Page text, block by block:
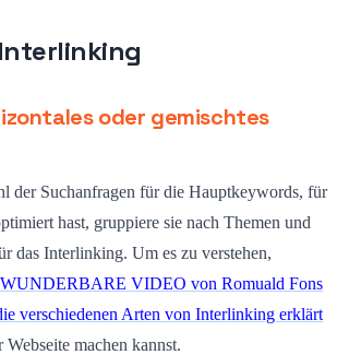
oder gemischtes
der Suchanfragen für die Hauptkeywords, für
hast, gruppiere sie nach Themen und
das Interlinking. Um es zu verstehen,
WUNDERBARE VIDEO von Romuald Fons
verschiedenen Arten von Interlinking erklärt
machen kannst.